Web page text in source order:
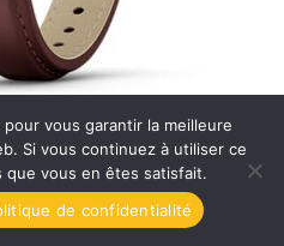
sportive et connectée
vous garantir la meilleure
Si vous continuez à utiliser ce
vous en êtes satisfait.
de confidentialité